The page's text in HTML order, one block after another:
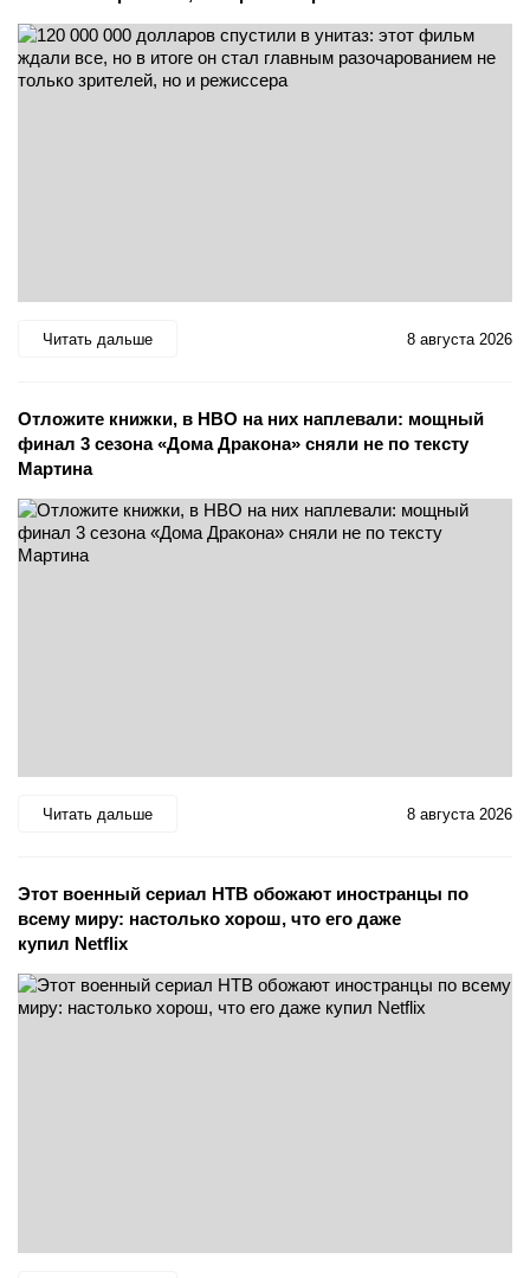
Читать дальше 8 августа 2026
Отложите книжки, в HBO на них наплевали: мощный
финал 3 сезона «Дома Дракона» сняли не по тексту
Мартина
Читать дальше 8 августа 2026
Этот военный сериал НТВ обожают иностранцы по
всему миру: настолько хорош, что его даже
купил Netflix